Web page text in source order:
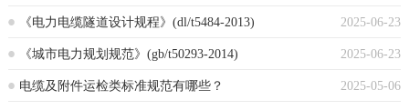
2025-06-23
《电力电缆隧道设计规程》(dl/t5484-2013)
2025-06-23
《城市电力规划规范》(gb/t50293-2014)
2025-05-06
电缆及附件运检类标准规范有哪些？